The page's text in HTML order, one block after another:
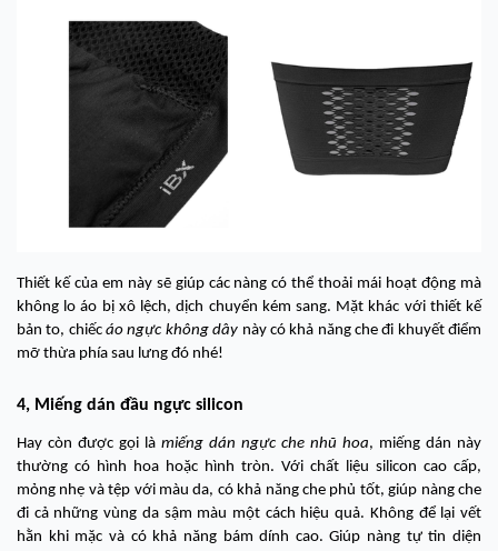
Thiết kế của em này sẽ giúp các nàng có thể thoải mái hoạt động mà
không lo áo bị xô lệch, dịch chuyển kém sang. Mặt khác với thiết kế
bản to, chiếcáo ngực không dây này có khả năng che đi khuyết điểm
mỡ thừa phía sau lưng đó nhé!
4, Miếng dán đầu ngực silicon
Hay còn được gọi là miếng dán ngực che nhũ hoa, miếng dán này
thường có hình hoa hoặc hình tròn. Với chất liệu silicon cao cấp,
mỏng nhẹ và tệp với màu da, có khả năng che phủ tốt, giúp nàng che
đi cả những vùng da sậm màu một cách hiệu quả. Không để lại vết
hằn khi mặc và có khả năng bám dính cao. Giúp nàng tự tin diện